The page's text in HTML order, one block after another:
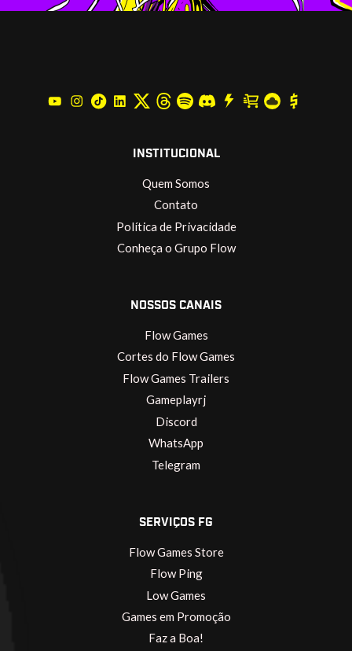
INSTITUCIONAL
Quem Somos
Contato
Política de Privacidade
Conheça o Grupo Flow
NOSSOS CANAIS
Flow Games
Cortes do Flow Games
Flow Games Trailers
Gameplayrj
Discord
WhatsApp
Telegram
SERVIÇOS FG
Flow Games Store
Flow Ping
Low Games
Games em Promoção
Faz a Boa!